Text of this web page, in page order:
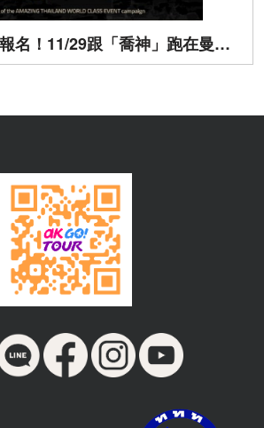
曼谷馬拉松開放報名！11/29跟「喬神」跑在曼谷街頭